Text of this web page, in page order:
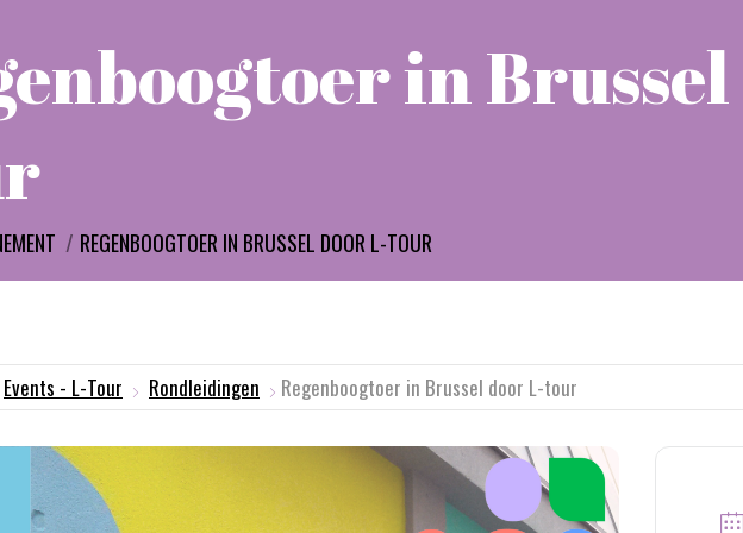
in
REGENBOOGTOER IN BRUSSEL DOOR L-TOUR
Events - L-Tour Rondleidingen Regenboogtoer in Brussel door L-tour